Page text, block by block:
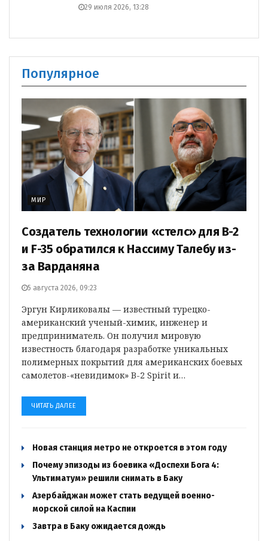
29 июля 2026, 13:28
Популярное
МИР
Создатель технологии «стелс» для B-2
и F-35 обратился к Нассиму Талебу из-
за Варданяна
5 августа 2026, 09:23
Эргун Кирликовалы — известный турецко-
американский ученый-химик, инженер и
предприниматель. Он получил мировую
известность благодаря разработке уникальных
полимерных покрытий для американских боевых
самолетов-«невидимок» B-2 Spirit и…
ЧИТАТЬ ДАЛЕЕ
Новая станция метро не откроется в этом году
Почему эпизоды из боевика «Доспехи Бога 4:
Ультиматум» решили снимать в Баку
Азербайджан может стать ведущей военно-
морской силой на Каспии
Завтра в Баку ожидается дождь